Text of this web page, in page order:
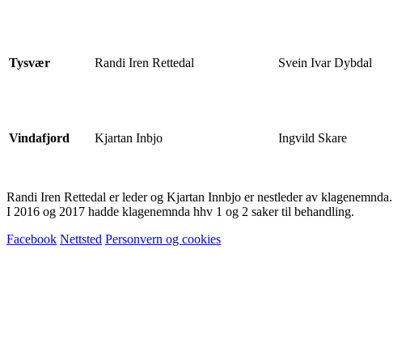
Tysvær Randi Iren Rettedal Svein Ivar Dybdal
Vindafjord Kjartan Inbjo Ingvild Skare
Randi Iren Rettedal er leder og Kjartan Innbjo er nestleder av klagenemnda.
I 2016 og 2017 hadde klagenemnda hhv 1 og 2 saker til behandling.
Facebook Nettsted Personvern og cookies